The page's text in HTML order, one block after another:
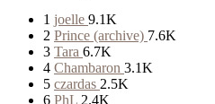
1 joelle 9.1K
2 Prince (archive) 7.6K
3 Tara 6.7K
4 Chambaron 3.1K
5 czardas 2.5K
6 PhL 2.4K